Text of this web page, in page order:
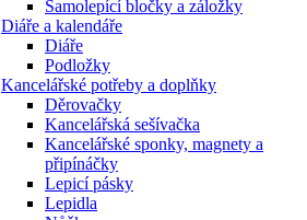
Samolepící bločky a záložky
Diáře a kalendáře
Diáře
Podložky
Kancelářské potřeby a doplňky
Děrovačky
Kancelářská sešívačka
Kancelářské sponky, magnety a
připínáčky
Lepicí pásky
Lepidla